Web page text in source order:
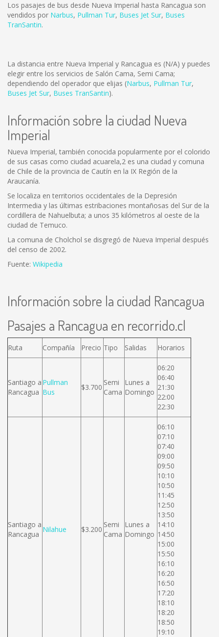
Los pasajes de bus desde Nueva Imperial hasta Rancagua son
vendidos por Narbus, Pullman Tur, Buses Jet Sur, Buses
TranSantin.
La distancia entre Nueva Imperial y Rancagua es (N/A) y puedes
elegir entre los servicios de Salón Cama, Semi Cama;
dependiendo del operador que elijas (Narbus, Pullman Tur,
Buses Jet Sur, Buses TranSantin).
Información sobre la ciudad Nueva
Imperial
Nueva Imperial, también conocida popularmente por el colorido
de sus casas como ciudad acuarela,2 es una ciudad y comuna
de Chile de la provincia de Cautín en la IX Región de la
Araucanía.
Se localiza en territorios occidentales de la Depresión
Intermedia y las últimas estribaciones montañosas del Sur de la
cordillera de Nahuelbuta; a unos 35 kilómetros al oeste de la
ciudad de Temuco.
La comuna de Cholchol se disgregó de Nueva Imperial después
del censo de 2002.
Fuente: Wikipedia
Información sobre la ciudad Rancagua
Pasajes a Rancagua en recorrido.cl
Ruta Compañía Precio Tipo Salidas Horarios
Santiago a
Rancagua
Pullman
Bus
$3.700
Semi
Cama
Lunes a
Domingo
06:20
06:40
21:30
22:00
22:30
Santiago a
Rancagua
Nilahue $3.200
Semi
Cama
Lunes a
Domingo
06:10
07:10
07:40
09:00
09:50
10:10
10:50
11:45
12:50
13:50
14:10
14:50
15:00
15:50
16:10
16:20
16:50
17:20
18:10
18:20
18:50
19:10